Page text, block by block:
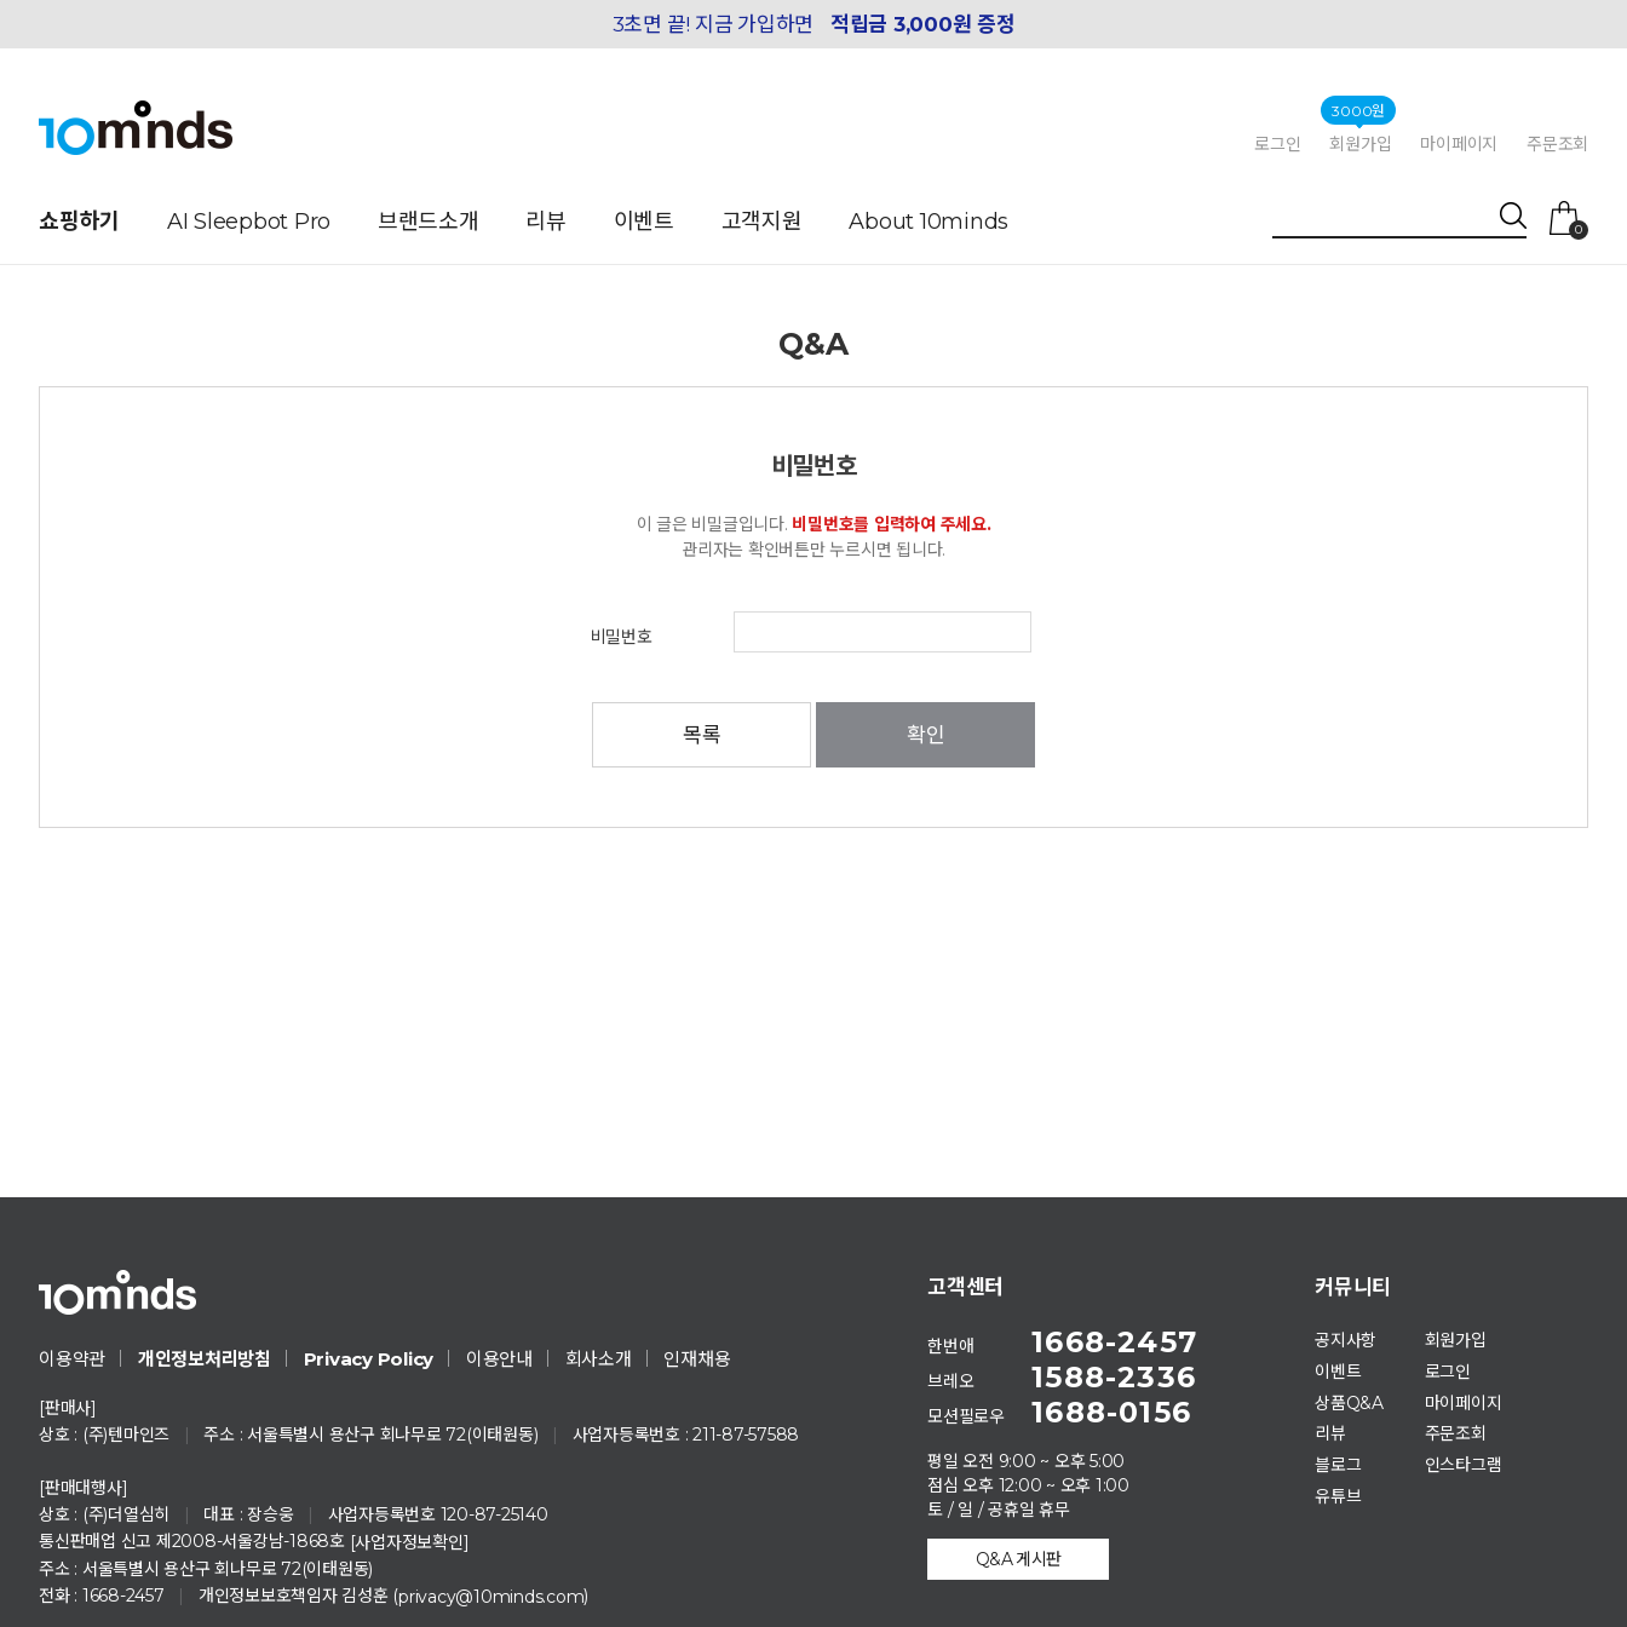
3초면 끝! 지금 가입하면 적립금 3,000원 증정
로그인 회원가입
3000원
마이페이지 주문조회
쇼핑하기 AI Sleepbot Pro 브랜드소개 리뷰 이벤트 고객지원 About 10minds 0
Q&A
비밀번호
이 글은 비밀글입니다. 비밀번호를 입력하여 주세요.
관리자는 확인버튼만 누르시면 됩니다.
비밀번호
목록 확인
이용약관 개인정보처리방침 Privacy Policy 이용안내 회사소개 인재채용
[판매사]
상호 : (주)텐마인즈
| 주소 : 서울특별시 용산구 회나무로 72(이태원동) | 사업자등록번호 : 211-87-57588
[판매대행사]
상호 : (주)더열심히
| 대표 : 장승웅 |
사업자등록번호 120-87-25140
통신판매업 신고 제2008-서울강남-1868호 [사업자정보확인]
주소 : 서울특별시 용산구 회나무로 72(이태원동)
전화 : 1668-2457
개인정보보호책임자 김성훈 (privacy@10minds.com)
고객센터
한번애 1668-2457
브레오 1588-2336
모션필로우 1688-0156
평일 오전 9:00 ~ 오후 5:00
점심 오후 12:00 ~ 오후 1:00
토 / 일 / 공휴일 휴무
Q&A 게시판
커뮤니티
공지사항
이벤트
상품Q&A
리뷰
블로그
유튜브
회원가입
로그인
마이페이지
주문조회
인스타그램